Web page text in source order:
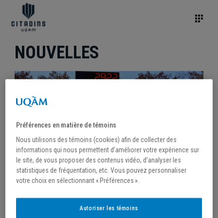
NOUVELLES
Préférences en matière de témoins
Nous utilisons des témoins (cookies) afin de collecter des
informations qui nous permettent d’améliorer votre expérience sur
le site, de vous proposer des contenus vidéo, d’analyser les
statistiques de fréquentation, etc. Vous pouvez personnaliser
votre choix en sélectionnant « Préférences ».
Autoriser les témoins